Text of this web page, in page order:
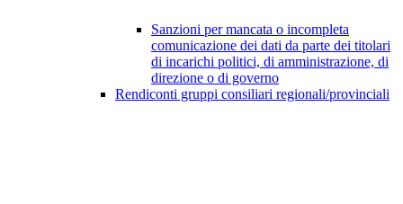
Sanzioni per mancata o incompleta
comunicazione dei dati da parte dei titolari
di incarichi politici, di amministrazione, di
direzione o di governo
Rendiconti gruppi consiliari regionali/provinciali